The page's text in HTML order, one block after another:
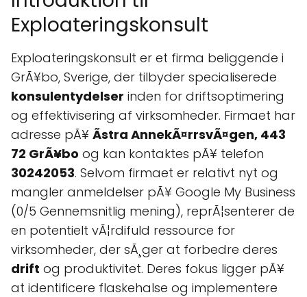
Exploateringskonsult
Exploateringskonsult er et firma beliggende i
GrÃ¥bo, Sverige, der tilbyder specialiserede
konsulentydelser inden for driftsoptimering
og effektivisering af virksomheder. Firmaet har
adresse pÃ¥ Ãstra AnnekÃ¤rrsvÃ¤gen, 443
72 GrÃ¥bo og kan kontaktes pÃ¥ telefon
30242053. Selvom firmaet er relativt nyt og
mangler anmeldelser pÃ¥ Google My Business
(0/5 Gennemsnitlig mening), reprÃ¦senterer de
en potentielt vÃ¦rdifuld ressource for
virksomheder, der sÃ¸ger at forbedre deres
drift og produktivitet. Deres fokus ligger pÃ¥
at identificere flaskehalse og implementere